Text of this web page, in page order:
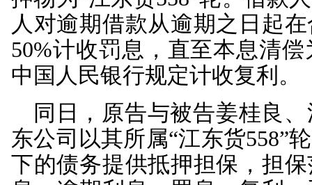
52,747.15元。原告遂提
四被告均未答辩亦未
原告围绕诉讼请求依
证合同、船舶所有权登
承诺书、借款借据